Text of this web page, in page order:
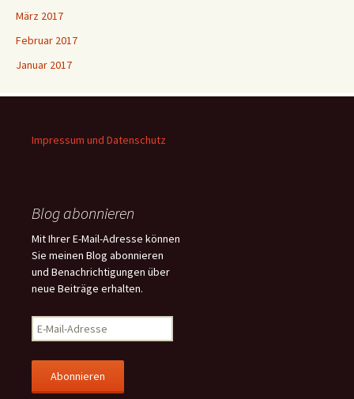
März 2017
Februar 2017
Januar 2017
Impressum und Datenschutz
Blog abonnieren
Mit Ihrer E-Mail-Adresse können
Sie meinen Blog abonnieren
und Benachrichtigungen über
neue Beiträge erhalten.
-
M
i